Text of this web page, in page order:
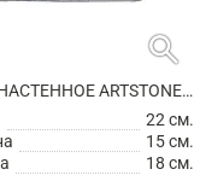
search
КАШПО НАСТЕННОЕ ARTSTONE ELLA WALL HANGER GREY
22 см.
15 см.
18 см.